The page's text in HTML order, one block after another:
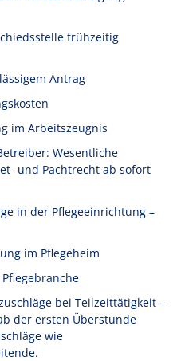
frühzeitig
Antrag
im Arbeitszeugnis
Wesentliche
und Pachtrecht ab sofort
in der Pflegeeinrichtung –
im Pflegeheim
bei Teilzeittätigkeit –
der ersten Überstunde
wie